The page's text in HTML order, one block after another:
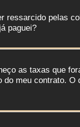
ressarcido pelas
paguei?
as taxas que
do meu contrato. O